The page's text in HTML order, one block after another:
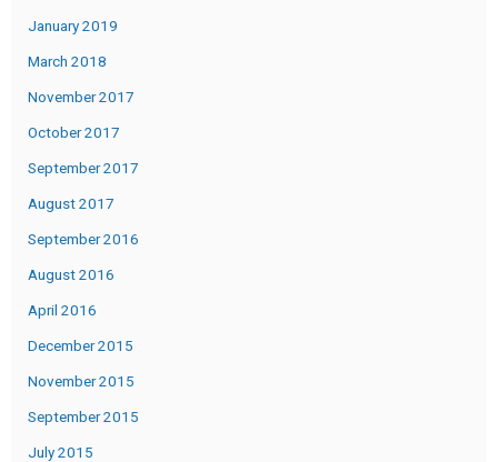
January 2019
March 2018
November 2017
October 2017
September 2017
August 2017
September 2016
August 2016
April 2016
December 2015
November 2015
September 2015
July 2015